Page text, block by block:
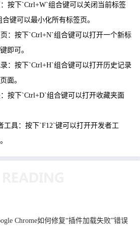
按下`Ctrl+W`组合键可以关闭当前标签
键可以最小化所有标签页。
：按下`Ctrl+N`组合键可以打开一个新标
即可。
：按下`Ctrl+H`组合键可以打开历史记录
面。
按下`Ctrl+D`组合键可以打开收藏夹面
工具：按下`F12`键可以打开开发者工
Chrome如何修复“插件加载失败”错误